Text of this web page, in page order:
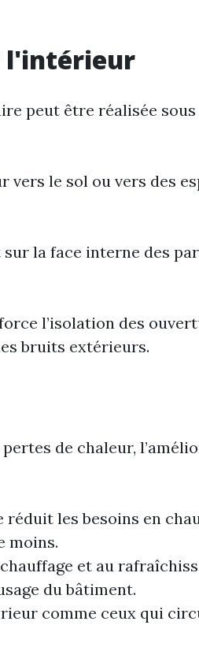
l'intérieur
peut être réalisée
le sol ou vers des
la face interne des
l’isolation des
bruits extérieurs.
de chaleur,
les besoins en
moins.
et au
du bâtiment.
comme ceux qui